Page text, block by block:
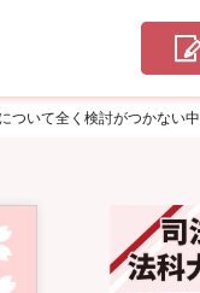
ついて全く検討がつかない